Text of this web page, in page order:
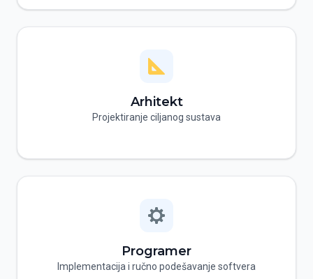
Arhitekt
Projektiranje ciljanog sustava
Programer
Implementacija i ručno podešavanje softvera